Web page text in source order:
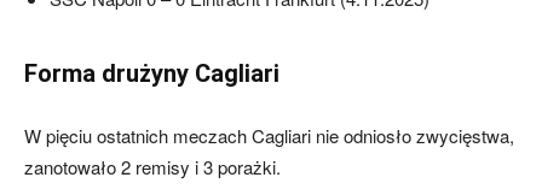
Forma drużyny Cagliari
W pięciu ostatnich meczach Cagliari nie odniosło zwycięstwa,
zanotowało 2 remisy i 3 porażki.